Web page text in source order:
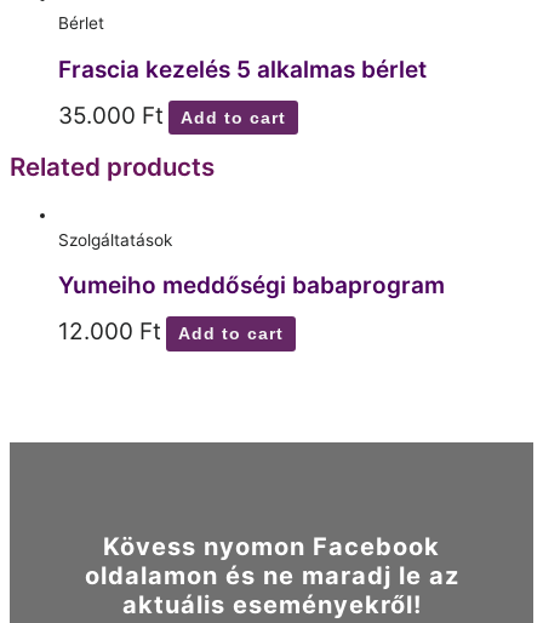
Bérlet
Frascia kezelés 5 alkalmas bérlet
35.000 Ft Add to cart
Related products
Szolgáltatások
Yumeiho meddőségi babaprogram
12.000 Ft Add to cart
Kövess nyomon Facebook
oldalamon és ne maradj le az
aktuális eseményekről!